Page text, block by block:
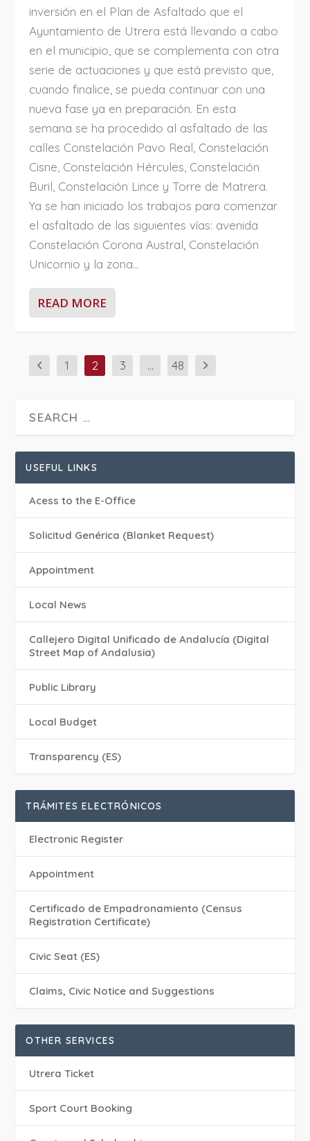
inversión en el Plan de Asfaltado que el
Ayuntamiento de Utrera está llevando a cabo
en el municipio, que se complementa con otra
serie de actuaciones y que está previsto que,
cuando finalice, se pueda continuar con una
nueva fase ya en preparación. En esta
semana se ha procedido al asfaltado de las
calles Constelación Pavo Real, Constelación
Cisne, Constelación Hércules, Constelación
Buril, Constelación Lince y Torre de Matrera.
Ya se han iniciado los trabajos para comenzar
el asfaltado de las siguientes vías: avenida
Constelación Corona Austral, Constelación
Unicornio y la zona...
READ MORE
1 2 3 … 48
USEFUL LINKS
Acess to the E-Office
Solicitud Genérica (Blanket Request)
Appointment
Local News
Callejero Digital Unificado de Andalucía (Digital
Street Map of Andalusia)
Public Library
Local Budget
Transparency (ES)
TRÁMITES ELECTRÓNICOS
Electronic Register
Appointment
Certificado de Empadronamiento (Census
Registration Certificate)
Civic Seat (ES)
Claims, Civic Notice and Suggestions
OTHER SERVICES
Utrera Ticket
Sport Court Booking